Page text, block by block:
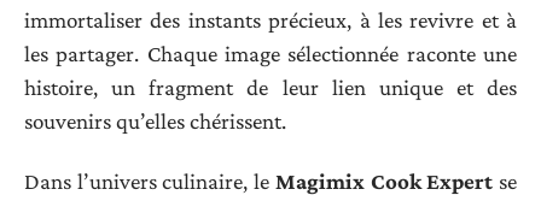
immortaliser des instants précieux, à les revivre et à
les partager. Chaque image sélectionnée raconte une
histoire, un fragment de leur lien unique et des
souvenirs qu’elles chérissent.
Dans l’univers culinaire, le Magimix Cook Expert se